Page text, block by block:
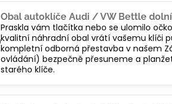
Obal autoklíče Audi / VW Bettle
Praskla vám tlačítka nebo se ulomilo
kvalitní náhradní obal vrátí vašemu klíči
kompletní odborná přestavba v našem
ovládání) bezpečně přesuneme a
starého klíče.